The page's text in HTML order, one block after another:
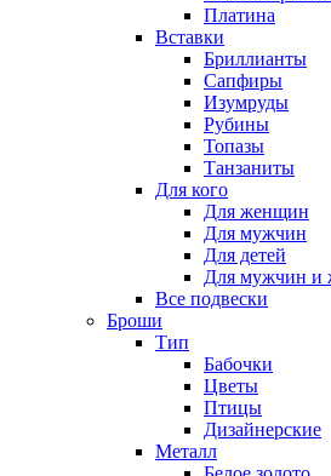
Платина
Вставки
Бриллианты
Сапфиры
Изумруды
Рубины
Топазы
Танзаниты
Для кого
Для женщин
Для мужчин
Для детей
Для мужчин и
Все подвески
Броши
Тип
Бабочки
Цветы
Птицы
Дизайнерские
Металл